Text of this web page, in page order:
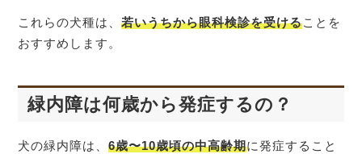
これらの犬種は、若いうちから眼科検診を受けることを
おすすめします。
緑内障は何歳から発症するの？
犬の緑内障は、6歳〜10歳頃の中高齢期に発症すること